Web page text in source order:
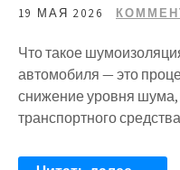
19 МАЯ 2026
Что такое
автомобиля — это
снижение уровня
транспортного